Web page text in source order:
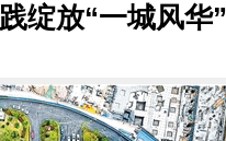
绽放“一城风华”